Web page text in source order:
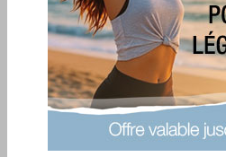
publié le 04/03/2009 à 09:43
Beaucoup de personnes ne blogguent plus...
d'autres plus du tout...Pourtant quand on
qu'elles ont regardé par leur fenêtre et jeté
Alors que se passe-t-il ? Plus le temps ?